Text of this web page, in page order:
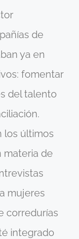
de
ya en
fomentar
del talento
los últimos
materia de
mujeres
corredurías
integrado